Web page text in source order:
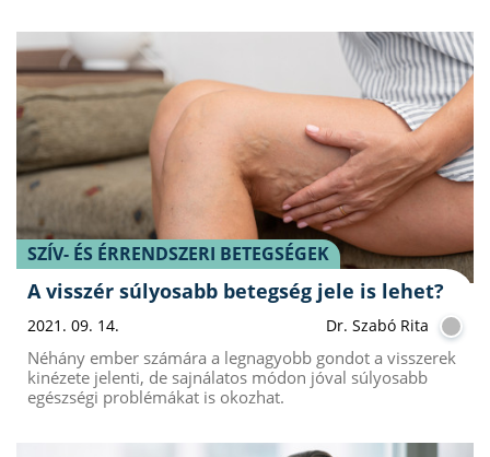
SZÍV- ÉS ÉRRENDSZERI BETEGSÉGEK
A visszér súlyosabb betegség jele is lehet?
2021. 09. 14. Dr. Szabó Rita
Néhány ember számára a legnagyobb gondot a visszerek
kinézete jelenti, de sajnálatos módon jóval súlyosabb
egészségi problémákat is okozhat.